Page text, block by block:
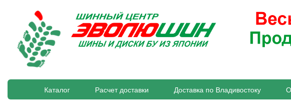
Каталог Расчет доставки Доставка по Владивостоку